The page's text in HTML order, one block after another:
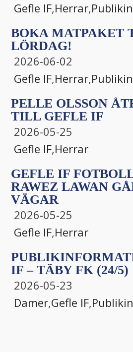
Gefle IF,Herrar,
BOKA MATPAKET
LÖRDAG!
2026-06-02
Gefle IF,Herrar,
PELLE OLSSON
TILL GEFLE IF
2026-05-25
Gefle IF,Herrar
GEFLE IF
RAWEZ LAWAN
VÄGAR
2026-05-25
Gefle IF,Herrar
IF – TÄBY FK (24/5)
2026-05-23
Damer,Gefle IF,